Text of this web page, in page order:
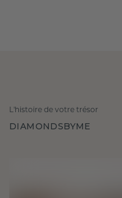
L'histoire de votre trésor
DIAMONDSBYME